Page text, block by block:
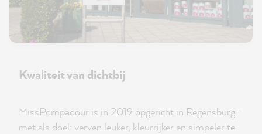
Kwaliteit van dichtbij
MissPompadour is in 2019 opgericht in Regensburg -
met als doel: verven leuker, kleurrijker en simpeler te